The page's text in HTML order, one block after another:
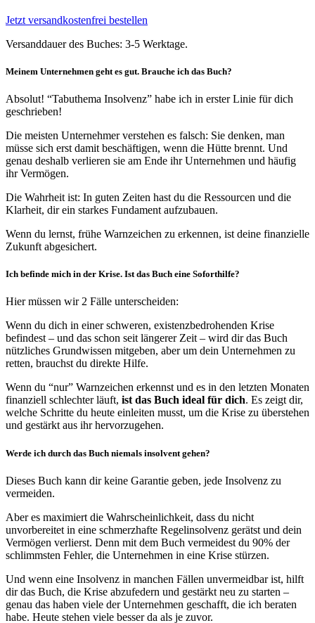
Jetzt versandkostenfrei bestellen
Versanddauer des Buches: 3-5 Werktage.
Meinem Unternehmen geht es gut. Brauche ich das Buch?
Absolut! “Tabuthema Insolvenz” habe ich in erster Linie für dich
geschrieben!
Die meisten Unternehmer verstehen es falsch: Sie denken, man
müsse sich erst damit beschäftigen, wenn die Hütte brennt. Und
genau deshalb verlieren sie am Ende ihr Unternehmen und häufig
ihr Vermögen.
Die Wahrheit ist: In guten Zeiten hast du die Ressourcen und die
Klarheit, dir ein starkes Fundament aufzubauen.
Wenn du lernst, frühe Warnzeichen zu erkennen, ist deine finanzielle
Zukunft abgesichert.
Ich befinde mich in der Krise. Ist das Buch eine Soforthilfe?
Hier müssen wir 2 Fälle unterscheiden:
Wenn du dich in einer schweren, existenzbedrohenden Krise
befindest – und das schon seit längerer Zeit – wird dir das Buch
nützliches Grundwissen mitgeben, aber um dein Unternehmen zu
retten, brauchst du direkte Hilfe.
Wenn du “nur” Warnzeichen erkennst und es in den letzten Monaten
finanziell schlechter läuft, ist das Buch ideal für dich. Es zeigt dir,
welche Schritte du heute einleiten musst, um die Krise zu überstehen
und gestärkt aus ihr hervorzugehen.
Werde ich durch das Buch niemals insolvent gehen?
Dieses Buch kann dir keine Garantie geben, jede Insolvenz zu
vermeiden.
Aber es maximiert die Wahrscheinlichkeit, dass du nicht
unvorbereitet in eine schmerzhafte Regelinsolvenz gerätst und dein
Vermögen verlierst. Denn mit dem Buch vermeidest du 90% der
schlimmsten Fehler, die Unternehmen in eine Krise stürzen.
Und wenn eine Insolvenz in manchen Fällen unvermeidbar ist, hilft
dir das Buch, die Krise abzufedern und gestärkt neu zu starten –
genau das haben viele der Unternehmen geschafft, die ich beraten
habe. Heute stehen viele besser da als je zuvor.